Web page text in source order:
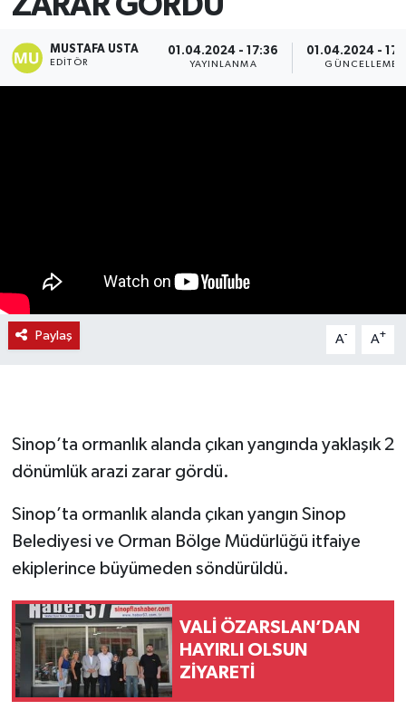
MUSTAFA USTA
EDITÖR
01.04.2024 - 17:36
YAYINLANMA
01.04.2024 -
GÜNCELLEME
Paylaş A- A+
Sinop’ta ormanlık alanda çıkan yangında yaklaşık 2
dönümlük arazi zarar gördü.
Sinop’ta ormanlık alanda çıkan yangın Sinop
Belediyesi ve Orman Bölge Müdürlüğü itfaiye
ekiplerince büyümeden söndürüldü.
VALİ ÖZARSLAN’DAN
HAYIRLI OLSUN
ZİYARETİ